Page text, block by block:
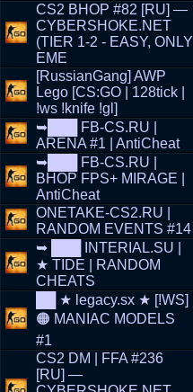
CS2 BHOP #82 [RU] —
CYBERSHOKE.NET
(TIER 1-2 - EASY, ONLY
EME
[RussianGang] AWP
Lego [CS:GO | 128tick |
!ws !knife !gl]
➥███ FB-CS.RU |
ARENA #1 | AntiCheat
➥███ FB-CS.RU |
BHOP FPS+ MIRAGE |
AntiCheat
ONETAKE-CS2.RU |
RANDOM EVENTS #14
➥ ███ INTERIAL.SU |
★ TIDE | RANDOM
CHEATS
██ ★ legacy.sx ★ [!WS]
🟠 MANIAC MODELS
#1
CS2 DM | FFA #236
[RU] —